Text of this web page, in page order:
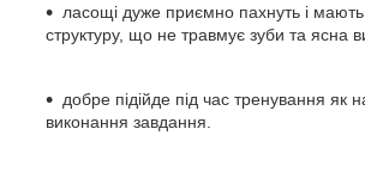
ласощі дуже приємно пахнуть і
структуру, що не травмує зуби та ясна
добре підійде під час тренування як
виконання завдання.